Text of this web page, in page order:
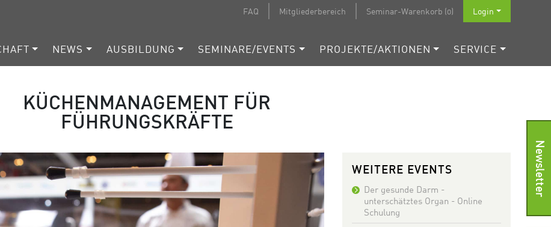
FAQ Mitgliederbereich Seminar-Warenkorb (0) Login
NEWS AUSBILDUNG SEMINARE/EVENTS PROJEKTE/AKTIONEN SERVICE
KÜCHENMANAGEMENT FÜR
FÜHRUNGSKRÄFTE
WEITERE EVENTS
Der gesunde Darm -
unterschätztes Organ - Online
Schulung
Newsletter